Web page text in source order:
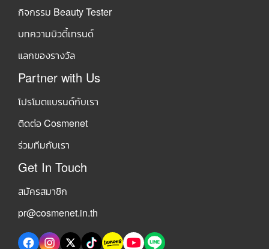
กิจกรรม Beauty Tester
บทความบิวตี้เทรนด์
แลกของรางวัล
Partner with Us
โปรโมตแบรนด์กับเรา
ติดต่อ Cosmenet
ร่วมทีมกับเรา
Get In Touch
สมัครสมาชิก
pr@cosmenet.in.th